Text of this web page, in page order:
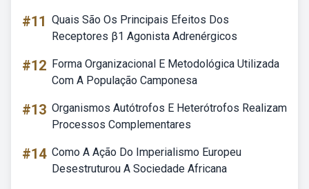
#11 Quais São Os Principais Efeitos Dos
Receptores β1 Agonista Adrenérgicos
#12 Forma Organizacional E Metodológica Utilizada
Com A População Camponesa
#13 Organismos Autótrofos E Heterótrofos Realizam
Processos Complementares
#14 Como A Ação Do Imperialismo Europeu
Desestruturou A Sociedade Africana